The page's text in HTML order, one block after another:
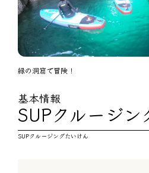
緑の洞窟で冒険！
基本情報
SUPクルージン
SUPクルージングたいけん